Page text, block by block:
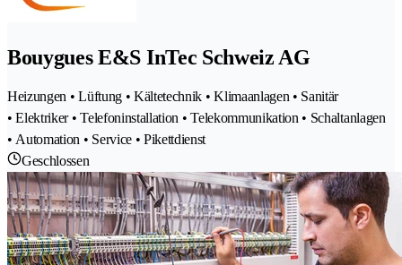
Bouygues E&S InTec Schweiz AG
Heizungen • Lüftung • Kältetechnik • Klimaanlagen • Sanitär
• Elektriker • Telefoninstallation • Telekommunikation • Schaltanlagen
• Automation • Service • Pikettdienst
Geschlossen